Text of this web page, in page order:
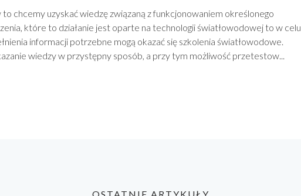
to chcemy uzyskać wiedzę związaną z funkcjonowaniem określonego
które to działanie jest oparte na technologii światłowodowej to w celu
informacji potrzebne mogą okazać się szkolenia światłowodowe.
wiedzy w przystępny sposób, a przy tym możliwość przetestow...